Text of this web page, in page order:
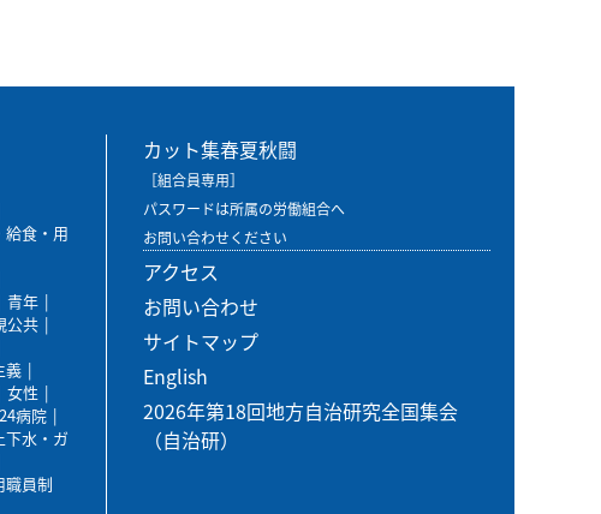
給食・用
青年
公共
義
女性
病院
下水・ガ
職員制
カット集春夏秋闘
［組合員専用］
パスワードは所属の労働組合へ
お問い合わせください
アクセス
お問い合わせ
サイトマップ
English
2026年第18回地方自治研究全国集会
（自治研）